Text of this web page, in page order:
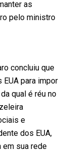
as
pelo ministro
concluiu que
para impor
qual é réu no
e
dos EUA,
em sua rede